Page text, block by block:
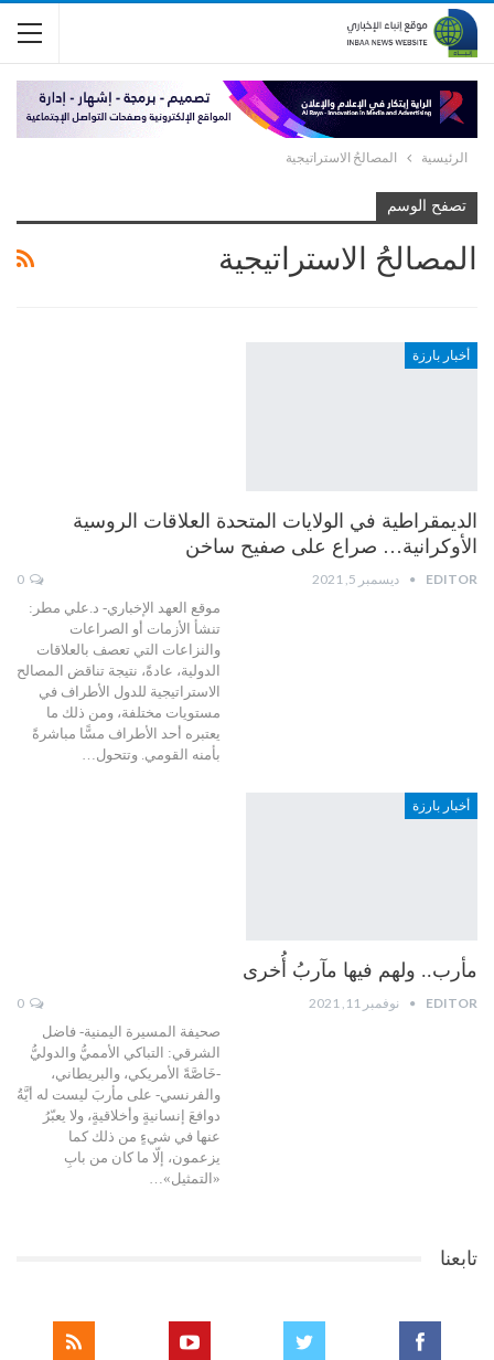
الرئيسية المصالحُ الاستراتيجية
تصفح الوسم
المصالحُ الاستراتيجية
أخبار بارزة
الديمقراطية في الولايات المتحدة العلاقات الروسية
الأوكرانية… صراع على صفيح ساخن
EDITOR ديسمبر 5, 2021
موقع العهد الإخباري- د.علي مطر:
تنشأ الأزمات أو الصراعات
والنزاعات التي تعصف بالعلاقات
الدولية، عادةً، نتيجة تناقض المصالح
الاستراتيجية للدول الأطراف في
مستويات مختلفة، ومن ذلك ما
يعتبره أحد الأطراف مسًّا مباشرةً
بأمنه القومي. وتتحول…
أخبار بارزة
مأرب.. ولهم فيها مآربُ أُخرى
EDITOR نوفمبر 11, 2021
صحيفة المسيرة اليمنية- فاضل
الشرقي: التباكي الأمميُّ والدوليُّ
-خَاصَّةً الأمريكي، والبريطاني،
والفرنسي- على مأربَ ليست له أيَّةُ
دوافعَ إنسانيةٍ وأخلاقيةٍ، ولا يعبّرُ
عنها في شيءٍ من ذلك كما
يزعمون، إلّا ما كان من بابِ
«التمثيل»…
تابعنا